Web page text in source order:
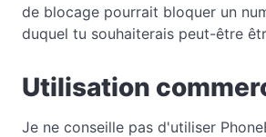
de blocage pourrait bloquer un
duquel tu souhaiterais peut-être
Utilisation
Je ne conseille pas d'utiliser